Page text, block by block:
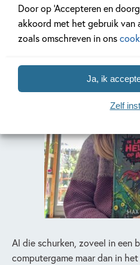
Door op ‘Accepteren en
akkoord met het gebruik van
zoals omschreven in ons
Ja, ik
Zelf
Rifka (9 jaar)
Al die schurken, zoveel in een
computergame maar dan in